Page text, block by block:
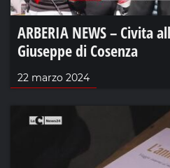
ARBERIA NEWS – Civita
Giuseppe di Cosenza
22 marzo 2024